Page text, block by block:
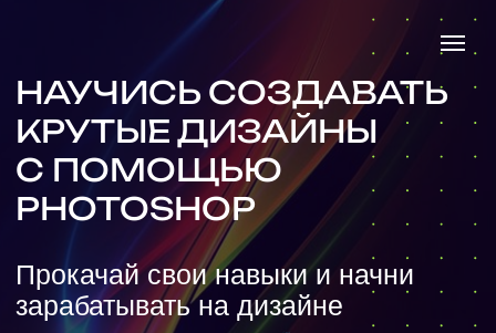
КРУТЫЕ ДИЗАЙНЫ
С ПОМОЩЬЮ
PHOTOSHOP
Прокачай свои навыки и начни
зарабатывать на дизайне